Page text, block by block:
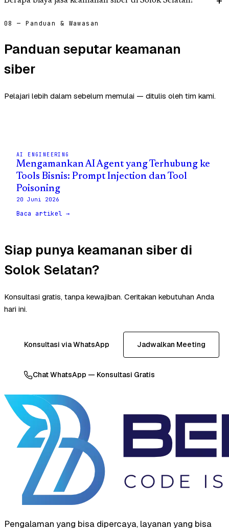
08 — Panduan & Wawasan
Panduan seputar keamanan
siber
Pelajari lebih dalam sebelum memulai — ditulis oleh tim kami.
AI ENGINEERING
Mengamankan AI Agent yang Terhubung ke
Tools Bisnis: Prompt Injection dan Tool
Poisoning
20 Juni 2026
Baca artikel →
Siap punya keamanan siber di
Solok Selatan?
Konsultasi gratis, tanpa kewajiban. Ceritakan kebutuhan Anda
hari ini.
Konsultasi via WhatsApp Jadwalkan Meeting
Chat WhatsApp — Konsultasi Gratis
Pengalaman yang bisa dipercaya, layanan yang bisa